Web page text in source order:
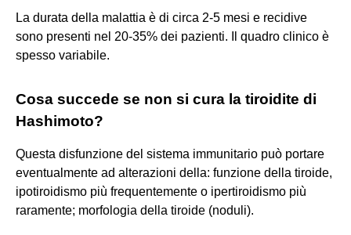
La durata della malattia è di circa 2-5 mesi e recidive
sono presenti nel 20-35% dei pazienti. Il quadro clinico è
spesso variabile.
Cosa succede se non si cura la tiroidite di
Hashimoto?
Questa disfunzione del sistema immunitario può portare
eventualmente ad alterazioni della: funzione della tiroide,
ipotiroidismo più frequentemente o ipertiroidismo più
raramente; morfologia della tiroide (noduli).